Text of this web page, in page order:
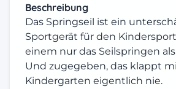
Beschreibung
Das Springseil ist ein
Sportgerät für den
einem nur das Seilspringen
Und zugegeben, das klappt
Kindergarten eigentlich nie.